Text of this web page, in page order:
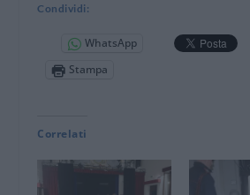
Condividi:
WhatsApp
Stampa
Correlati